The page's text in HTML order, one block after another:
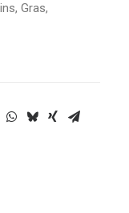
, Gras,